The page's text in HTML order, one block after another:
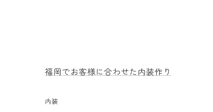
福岡でお客様に合わせた内装作り
内装